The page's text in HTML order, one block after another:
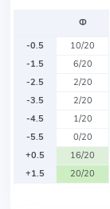
Ф
-0.5
10/20
-1.5
6/20
-2.5
2/20
-3.5
2/20
-4.5
1/20
-5.5
0/20
+0.5
16/20
+1.5
20/20